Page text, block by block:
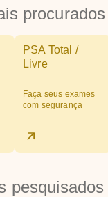
procurados
PSA Total /
Livre
Faça seus exames
com segurança
pesquisados